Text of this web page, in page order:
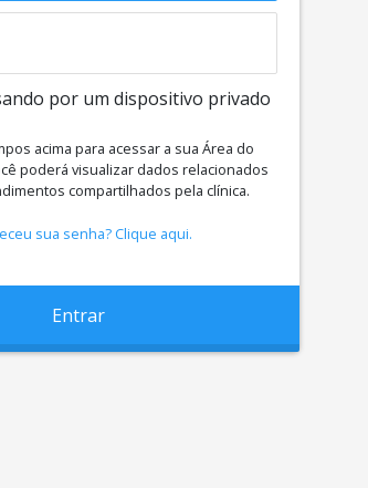
por um dispositivo privado
acima para acessar a sua Área do
poderá visualizar dados relacionados
compartilhados pela clínica.
sua senha? Clique aqui.
Entrar